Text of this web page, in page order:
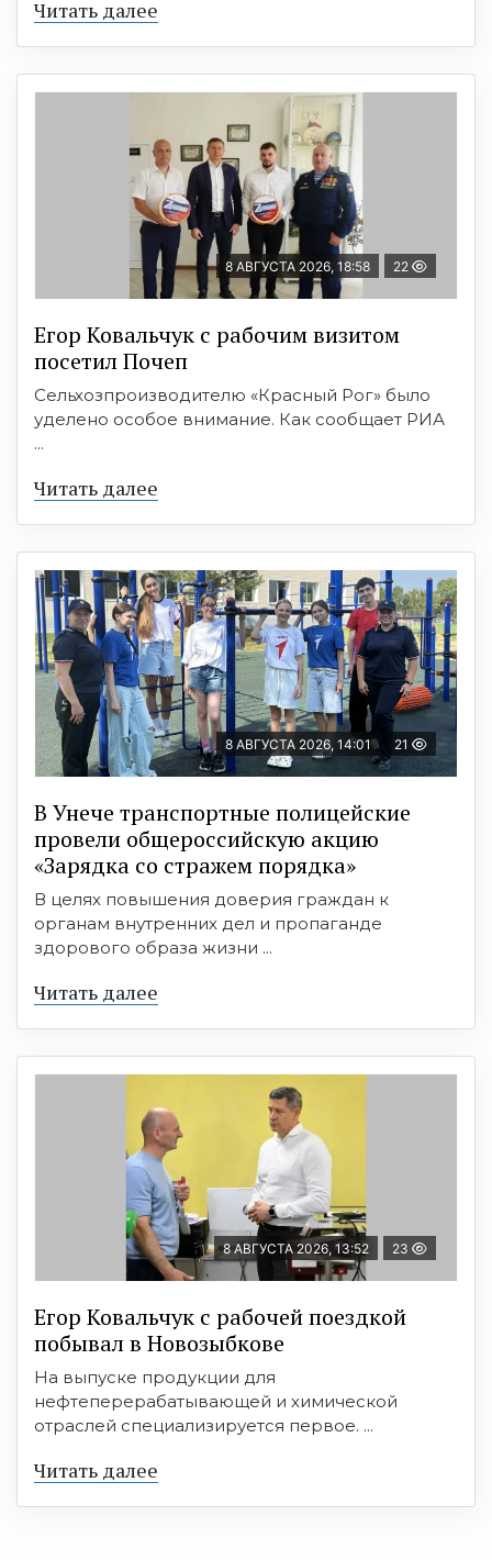
Читать далее
8 АВГУСТА 2026, 18:58 22
Егор Ковальчук с рабочим визитом
посетил Почеп
Сельхозпроизводителю «Красный Рог» было
уделено особое внимание. Как сообщает РИА
...
Читать далее
8 АВГУСТА 2026, 14:01 21
В Унече транспортные полицейские
провели общероссийскую акцию
«Зарядка со стражем порядка»
В целях повышения доверия граждан к
органам внутренних дел и пропаганде
здорового образа жизни ...
Читать далее
8 АВГУСТА 2026, 13:52 23
Егор Ковальчук с рабочей поездкой
побывал в Новозыбкове
На выпуске продукции для
нефтеперерабатывающей и химической
отраслей специализируется первое. ...
Читать далее